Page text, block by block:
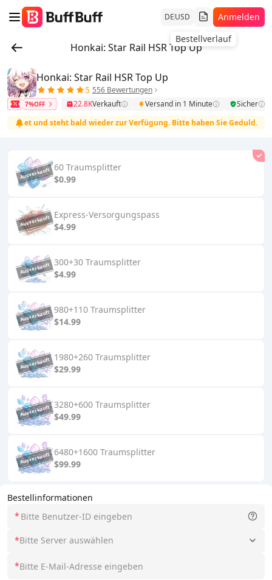
DEUSD
Bestellverlauf
Anmelden
Honkai: Star Rail HSR Top Up
Bestellinformationen
*
*Bitte Server auswählen
*
Honkai: Star Rail HSR Top Up
5 556 Bewertungen
7%OFF 22.8KVerkauft Versand in 1 Minute
Sicher
und steht bald wieder zur Verfügung. Bitte haben Sie Geduld.
60 Traumsplitter
$0.99
Express-Versorgungspass
$4.99
300+30 Traumsplitter
$4.99
980+110 Traumsplitter
$14.99
1980+260 Traumsplitter
$29.99
3280+600 Traumsplitter
$49.99
6480+1600 Traumsplitter
$99.99